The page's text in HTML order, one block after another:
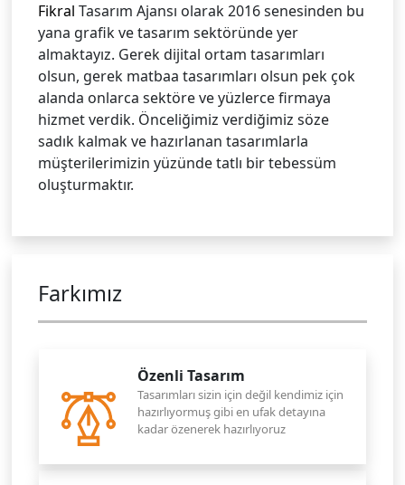
Fikral Tasarım Ajansı olarak 2016 senesinden bu
yana grafik ve tasarım sektöründe yer
almaktayız. Gerek dijital ortam tasarımları
olsun, gerek matbaa tasarımları olsun pek çok
alanda onlarca sektöre ve yüzlerce firmaya
hizmet verdik. Önceliğimiz verdiğimiz söze
sadık kalmak ve hazırlanan tasarımlarla
müşterilerimizin yüzünde tatlı bir tebessüm
oluşturmaktır.
Farkımız
Özenli Tasarım
Tasarımları sizin için değil kendimiz için
hazırlıyormuş gibi en ufak detayına
kadar özenerek hazırlıyoruz